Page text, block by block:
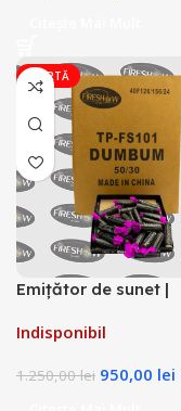
OFERTĂ
Emițător de sunet |
FS101 0,8G, BAX
Indisponibil
1.250,00lei 950,00 lei